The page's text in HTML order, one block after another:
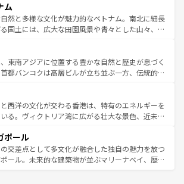
ほしい。
いと評判のスイーツなど、バラエティ豊かな料理
が味わえる。 なお、新着の台湾情報は コンテンツ一覧を参
しい。
に足を延ばせば四季折々の自然美を楽しむことが
そして、キムチや焼肉、絶品のストリートフード
まざまな韓国料理が待っている。夜には、韓国な
包まれながら、韓国の多彩な魅力を心ゆくまで味
わってみてほしい。 なお、新着の韓国情報はコンテンツ一
してほしい。
ム
然と多様な文化が魅力的なベトナム。南北に細長
国土には、広大な田園風景や青々とした山々、世
展と共に伝統が息づく。ハノイの古い町並みやホ
市のフランス統治時代の建物も、独特の雰囲気を
ている。また、バラエティの豊かさとおいしさで
ォーやバインミー、ベトナムコーヒーなどは、ぜ
味わいたい。どの地域を訪れてもあたたかい人々
を迎えてくれるので、きっと忘れられない旅にな
ほしい。
東南アジアに位置する豊かな自然と歴史が息づく
都バンコクは高層ビルが立ち並ぶ一方、伝統的な
交差している。北部ではチェンマイなどの山岳地
と触れ合い、南部ではプーケットやクラビの美し
でリゾート気分を楽しむことができる。タイ料理
気候は一年中温暖で、どの季節にも異なる楽しみ
いる。親しみやすいタイの人々、仏教を中心とし
そして多様な観光資源が、訪れる旅人を魅了し続
西洋の文化が交わる香港は、特有のエネルギーを
る。ヴィクトリア湾に広がる壮大な景色、近未来
を訪れても感動するはず。観光スポットが密集し
効率よく見どころを回れるのも魅力。息をのむよ
から文化的な体験まで、香港を存分に楽しみ尽く
ポール
交差点として多文化が融合した独自の魅力を放つ
ール。未来的な建築物が並ぶマリーナベイ、歴史